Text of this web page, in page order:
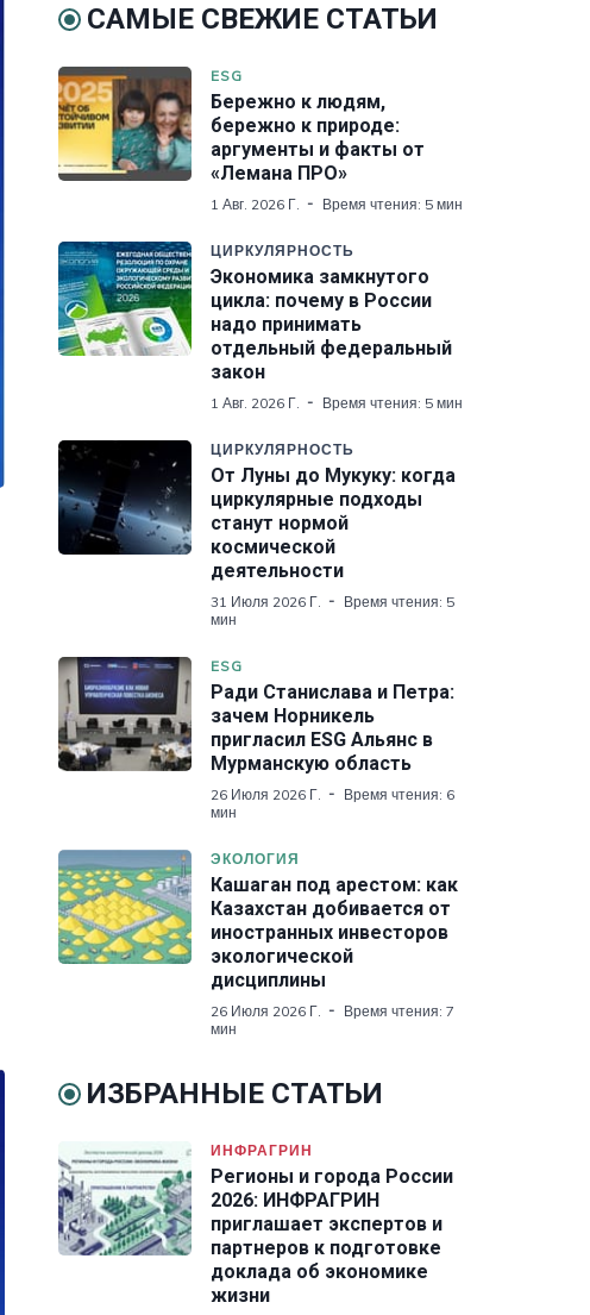
САМЫЕ СВЕЖИЕ СТАТЬИ
ESG
Бережно к людям,
бережно к природе:
аргументы и факты от
«Лемана ПРО»
1 Авг. 2026 Г. Время чтения: 5 мин
ЦИРКУЛЯРНОСТЬ
Экономика замкнутого
цикла: почему в России
надо принимать
отдельный федеральный
закон
1 Авг. 2026 Г. Время чтения: 5 мин
ЦИРКУЛЯРНОСТЬ
От Луны до Мукуку: когда
циркулярные подходы
станут нормой
космической
деятельности
31 Июля 2026 Г.
Время чтения: 5
мин
ESG
Ради Станислава и Петра:
зачем Норникель
пригласил ESG Альянс в
Мурманскую область
26 Июля 2026 Г.
Время чтения: 6
мин
ЭКОЛОГИЯ
Кашаган под арестом: как
Казахстан добивается от
иностранных инвесторов
экологической
дисциплины
26 Июля 2026 Г.
Время чтения: 7
мин
ИЗБРАННЫЕ СТАТЬИ
ИНФРАГРИН
Регионы и города России
2026: ИНФРАГРИН
приглашает экспертов и
партнеров к подготовке
доклада об экономике
жизни